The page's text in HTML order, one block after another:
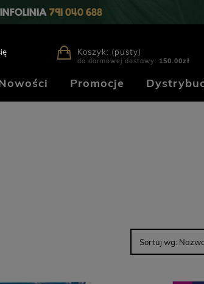
INFOLINIA 791 040 688
Koszyk: (pusty)
do darmowej dostawy: 150.00zł
Promocje
Sortuj wg: